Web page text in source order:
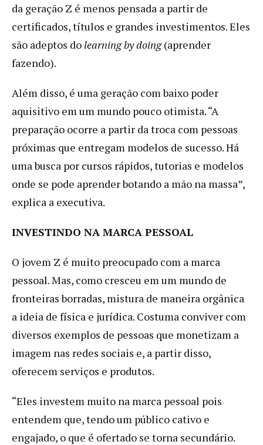
da geração Z é menos pensada a partir de
certificados, títulos e grandes investimentos. Eles
são adeptos do learning by doing(aprender
fazendo).
Além disso, é uma geração com baixo poder
aquisitivo em um mundo pouco otimista. “A
preparação ocorre a partir da troca com pessoas
próximas que entregam modelos de sucesso. Há
uma busca por cursos rápidos, tutorias e modelos
onde se pode aprender botando a mão na massa”,
explica a executiva.
INVESTINDO NA MARCA PESSOAL
O jovem Z é muito preocupado com a marca
pessoal. Mas, como cresceu em um mundo de
fronteiras borradas, mistura de maneira orgânica
a ideia de física e jurídica. Costuma conviver com
diversos exemplos de pessoas que monetizam a
imagem nas redes sociais e, a partir disso,
oferecem serviços e produtos.
“Eles investem muito na marca pessoal pois
entendem que, tendo um público cativo e
engajado, o que é ofertado se torna secundário.